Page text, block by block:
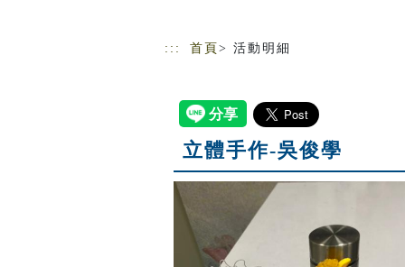
::: 首頁 > 活動明細
立體手作-吳俊學